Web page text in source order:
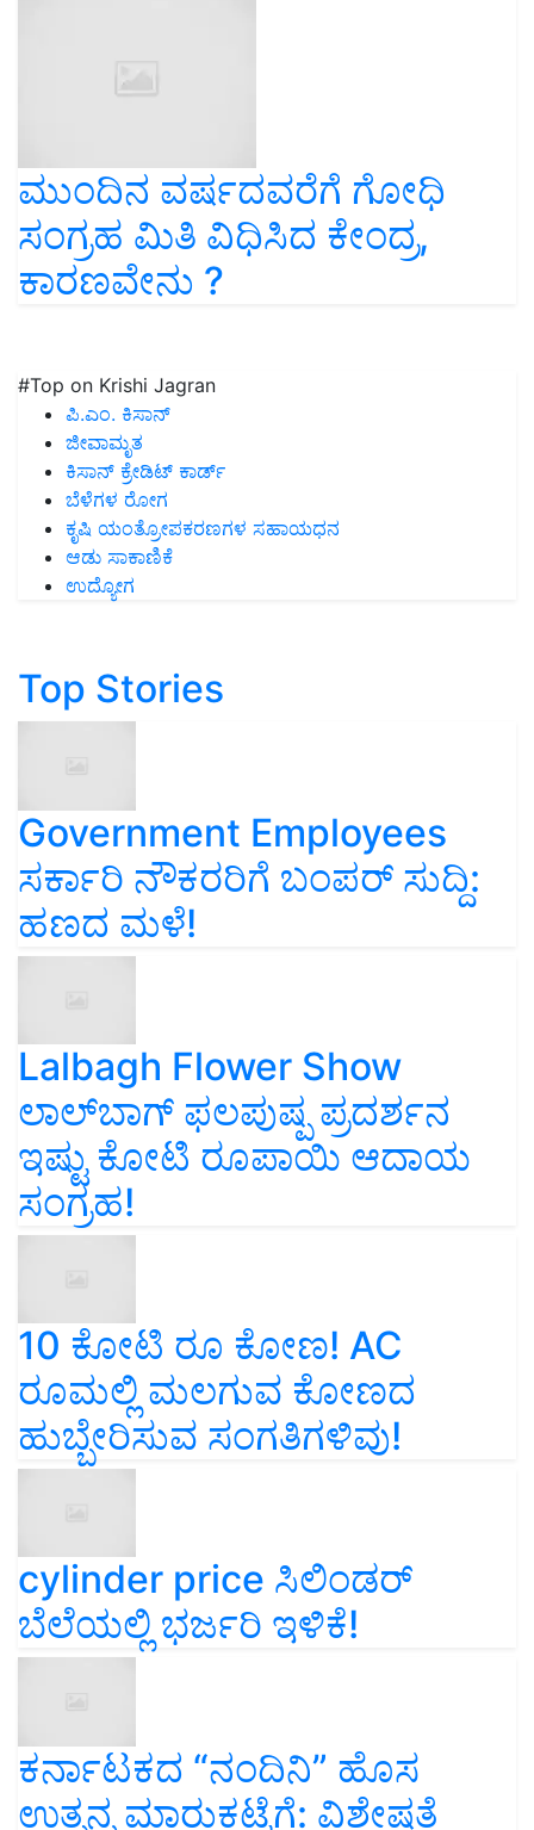
ಮುಂದಿನ ವರ್ಷದವರೆಗೆ ಗೋಧಿ
ಸಂಗ್ರಹ ಮಿತಿ ವಿಧಿಸಿದ ಕೇಂದ್ರ,
ಕಾರಣವೇನು ?
#Top on Krishi Jagran
ಪಿ.ಎಂ. ಕಿಸಾನ್
ಜೀವಾಮೃತ
ಕಿಸಾನ್ ಕ್ರೇಡಿಟ್ ಕಾರ್ಡ್
ಬೆಳೆಗಳ ರೋಗ
ಕೃಷಿ ಯಂತ್ರೋಪಕರಣಗಳ ಸಹಾಯಧನ
ಆಡು ಸಾಕಾಣಿಕೆ
ಉದ್ಯೋಗ
Top Stories
Government Employees
ಸರ್ಕಾರಿ ನೌಕರರಿಗೆ ಬಂಪರ್‌ ಸುದ್ದಿ:
ಹಣದ ಮಳೆ!
Lalbagh Flower Show
ಲಾಲ್‌ಬಾಗ್ ಫಲಪುಷ್ಪ ಪ್ರದರ್ಶನ
ಇಷ್ಟು ಕೋಟಿ ರೂಪಾಯಿ ಆದಾಯ
ಸಂಗ್ರಹ!
10 ಕೋಟಿ ರೂ ಕೋಣ! AC
ರೂಮಲ್ಲಿ ಮಲಗುವ ಕೋಣದ
ಹುಬ್ಬೇರಿಸುವ ಸಂಗತಿಗಳಿವು!
cylinder price ಸಿಲಿಂಡರ್‌
ಬೆಲೆಯಲ್ಲಿ ಭರ್ಜರಿ ಇಳಿಕೆ!
ಕರ್ನಾಟಕದ “ನಂದಿನಿ” ಹೊಸ
ಉತ್ಪನ್ನ ಮಾರುಕಟ್ಟೆಗೆ: ವಿಶೇಷತೆ